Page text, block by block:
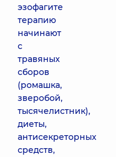
эзофагите
терапию
начинают
с
травяных
сборов
(ромашка,
зверобой,
тысячелистник),
диеты,
антисекреторных
средств,